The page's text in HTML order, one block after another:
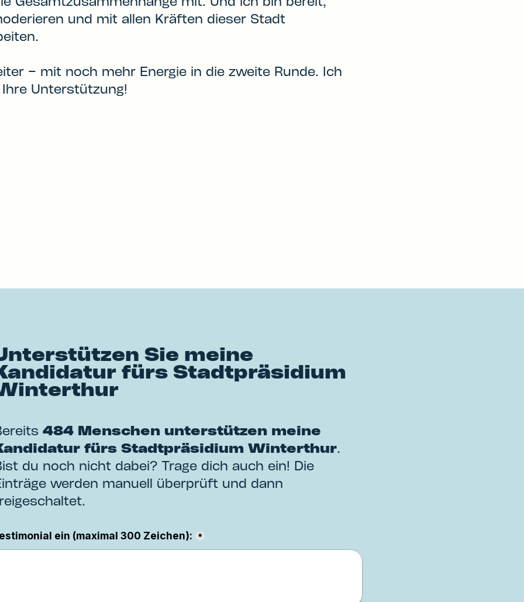
Gesamtzusammenhänge mit. Und ich bin bereit,
und mit allen Kräften dieser Stadt
– mit noch mehr Energie in die zweite Runde. Ich
Unterstützung!
Sie meine
fürs Stadtpräsidium
484 Menschen unterstützen meine
fürs Stadtpräsidium Winterthur.
du noch nicht dabei? Trage dich auch ein! Die
werden manuell überprüft und dann